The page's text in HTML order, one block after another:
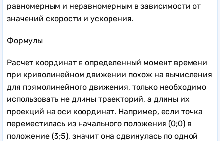
равномерным и неравномерным в зависимости от
значений скорости и ускорения.
Формулы
Расчет координат в определенный момент времени
при криволинейном движении похож на вычисления
для прямолинейного движения, только необходимо
использовать не длины траекторий, а длины их
проекций на оси координат. Например, если точка
переместилась из начального положения (0;0) в
положение (3;5), значит она сдвинулась по одной